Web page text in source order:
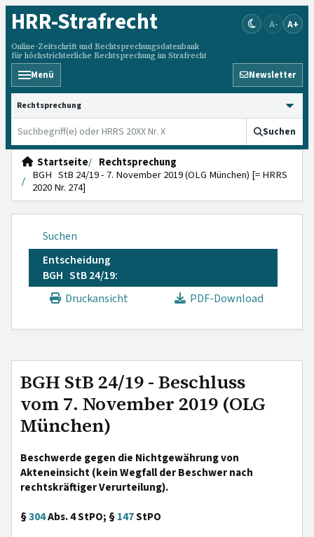
HRR-Strafrecht
Online-Zeitschrift und Rechtsprechungsdatenbank
für höchstrichterliche Rechtsprechung im Strafrecht
A- A+
Menü Newsletter
HRRS durchsuchen
Suchen
Startseite
Rechtsprechung
BGH StB 24/19 - 7. November 2019 (OLG München) [= HRRS
2020 Nr. 274]
Suchen
Entscheidung
BGH StB 24/19:
Druckansicht
PDF-Download
BGH StB 24/19 - Beschluss
vom 7. November 2019 (OLG
München)
Beschwerde gegen die Nichtgewährung von
Akteneinsicht (kein Wegfall der Beschwer nach
rechtskräftiger Verurteilung).
§304Abs. 4 StPO; §147StPO